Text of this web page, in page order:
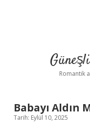
Romantik
Babayı Aldın
Tarih: Eylül 10, 2025